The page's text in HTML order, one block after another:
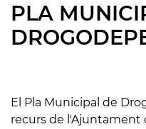
PLA
El Pla Municipal de
recurs de l'Ajuntament